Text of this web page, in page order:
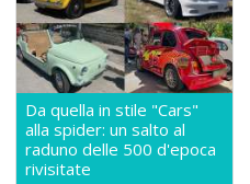
Da quella in stile "Cars"
alla spider: un salto al
raduno delle 500 d'epoca
rivisitate